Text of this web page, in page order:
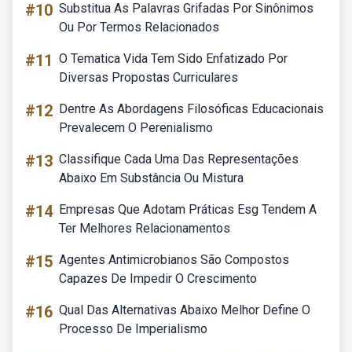
#10 Substitua As Palavras Grifadas Por Sinônimos
Ou Por Termos Relacionados
#11 O Tematica Vida Tem Sido Enfatizado Por
Diversas Propostas Curriculares
#12 Dentre As Abordagens Filosóficas Educacionais
Prevalecem O Perenialismo
#13 Classifique Cada Uma Das Representações
Abaixo Em Substância Ou Mistura
#14 Empresas Que Adotam Práticas Esg Tendem A
Ter Melhores Relacionamentos
#15 Agentes Antimicrobianos São Compostos
Capazes De Impedir O Crescimento
#16 Qual Das Alternativas Abaixo Melhor Define O
Processo De Imperialismo